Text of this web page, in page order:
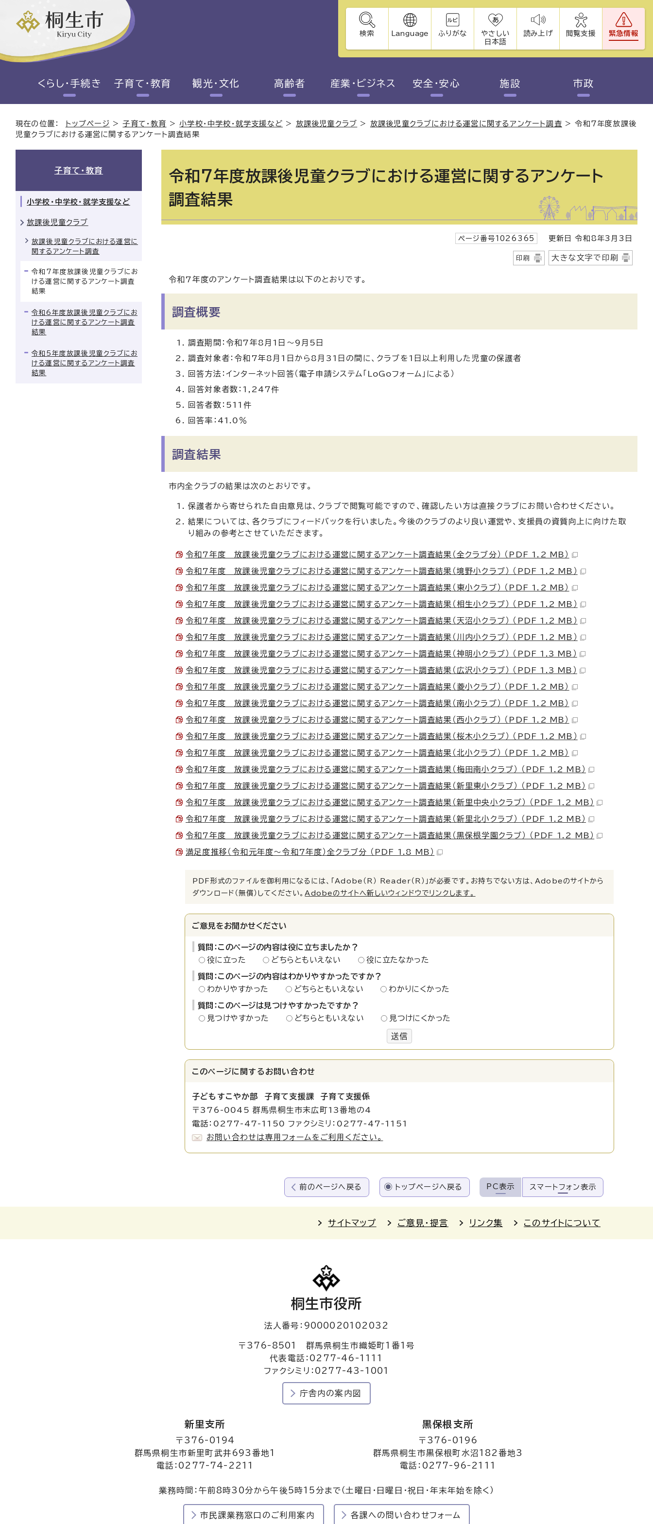
検索 Language ふりがな
やさしい
日本語
読み上げ 閲覧支援 緊急情報
くらし・手続き 子育て・教育 観光・文化 高齢者 産業・ビジネス 安全・安心 施設 市政
現在の位置： トップページ >子育て・教育 >小学校・中学校・就学支援など > 放課後児童クラブ > 放課後児童クラブにおける運営に関するアンケート調査 >令和7年度放課後
児童クラブにおける運営に関するアンケート調査結果
令和7年度放課後児童クラブにおける運営に関するアンケート
調査結果
ページ番号1026365 更新日 令和8年3月3日
印刷 大きな文字で印刷
令和7年度のアンケート調査結果は以下のとおりです。
調査概要
調査期間：令和7年8月1日〜9月5日
調査対象者：令和7年8月1日から8月31日の間に、クラブを1日以上利用した児童の保護者
回答方法：インターネット回答（電子申請システム「LoGoフォーム」による）
回答対象者数：1,247件
回答者数：511件
回答率：41.0％
調査結果
市内全クラブの結果は次のとおりです。
保護者から寄せられた自由意見は、クラブで閲覧可能ですので、確認したい方は直接クラブにお問い合わせください。
結果については、各クラブにフィードバックを行いました。今後のクラブのより良い運営や、支援員の資質向上に向けた取
り組みの参考とさせていただきます。
令和7年度 放課後児童クラブにおける運営に関するアンケート調査結果（全クラブ分） （PDF 1.2 MB）
令和7年度 放課後児童クラブにおける運営に関するアンケート調査結果（境野小クラブ） （PDF 1.2 MB）
令和7年度 放課後児童クラブにおける運営に関するアンケート調査結果（東小クラブ） （PDF 1.2 MB）
令和7年度 放課後児童クラブにおける運営に関するアンケート調査結果（相生小クラブ） （PDF 1.2 MB）
令和7年度 放課後児童クラブにおける運営に関するアンケート調査結果（天沼小クラブ） （PDF 1.2 MB）
令和7年度 放課後児童クラブにおける運営に関するアンケート調査結果（川内小クラブ） （PDF 1.2 MB）
令和7年度 放課後児童クラブにおける運営に関するアンケート調査結果（神明小クラブ） （PDF 1.3 MB）
令和7年度 放課後児童クラブにおける運営に関するアンケート調査結果（広沢小クラブ） （PDF 1.3 MB）
令和7年度 放課後児童クラブにおける運営に関するアンケート調査結果（菱小クラブ） （PDF 1.2 MB）
令和7年度 放課後児童クラブにおける運営に関するアンケート調査結果（南小クラブ） （PDF 1.2 MB）
令和7年度 放課後児童クラブにおける運営に関するアンケート調査結果（西小クラブ） （PDF 1.2 MB）
令和7年度 放課後児童クラブにおける運営に関するアンケート調査結果（桜木小クラブ） （PDF 1.2 MB）
令和7年度 放課後児童クラブにおける運営に関するアンケート調査結果（北小クラブ） （PDF 1.2 MB）
令和7年度 放課後児童クラブにおける運営に関するアンケート調査結果（梅田南小クラブ） （PDF 1.2 MB）
令和7年度 放課後児童クラブにおける運営に関するアンケート調査結果（新里東小クラブ） （PDF 1.2 MB）
令和7年度 放課後児童クラブにおける運営に関するアンケート調査結果（新里中央小クラブ） （PDF 1.2 MB）
令和7年度 放課後児童クラブにおける運営に関するアンケート調査結果（新里北小クラブ） （PDF 1.2 MB）
令和7年度 放課後児童クラブにおける運営に関するアンケート調査結果（黒保根学園クラブ） （PDF 1.2 MB）
満足度推移（令和元年度〜令和7年度）全クラブ分 （PDF 1.8 MB）
PDF形式のファイルを御利用になるには、「Adobe（R） Reader（R）」が必要です。お持ちでない方は、Adobeのサイトから
ダウンロード（無償）してください。 Adobeのサイトへ新しいウィンドウでリンクします。
ご意見をお聞かせください
質問：このページの内容は役に立ちましたか？
役に立った
どちらともいえない 役に立たなかった
質問：このページの内容はわかりやすかったですか？
わかりやすかった
どちらともいえない わかりにくかった
質問：このページは見つけやすかったですか？
見つけやすかった
どちらともいえない 見つけにくかった
送信
このページに関する お問い合わせ
子どもすこやか部 子育て支援課 子育て支援係
〒376-0045 群馬県桐生市末広町13番地の4
電話：0277-47-1150 ファクシミリ：0277-47-1151
お問い合わせは専用フォームをご利用ください。
子育て・教育
小学校・中学校・就学支援など
放課後児童クラブ
放課後児童クラブにおける運営に
関するアンケート調査
令和7年度放課後児童クラブにお
ける運営に関するアンケート調査
結果
令和6年度放課後児童クラブにお
ける運営に関するアンケート調査
結果
令和5年度放課後児童クラブにお
ける運営に関するアンケート調査
結果
前のページへ戻る トップページへ戻る PC表示 スマートフォン表示
サイトマップ ご意見・提言 リンク集 このサイトについて
桐生市役所
法人番号：9000020102032
〒376-8501 群馬県桐生市織姫町1番1号
代表電話：0277-46-1111
ファクシミリ：0277-43-1001
庁舎内の案内図
新里支所
〒376-0194
群馬県桐生市新里町武井693番地1
電話：0277-74-2211
黒保根支所
〒376-0196
群馬県桐生市黒保根町水沼182番地3
電話：0277-96-2111
業務時間：午前8時30分から午後5時15分まで（土曜日・日曜日・祝日・年末年始を除く）
市民課業務窓口のご利用案内 各課への問い合わせフォーム